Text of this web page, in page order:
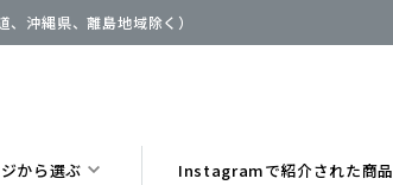
沖縄県、離島地域除く）
から選ぶ Instagramで紹介された商品